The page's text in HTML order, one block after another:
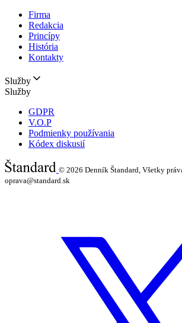
Firma
Redakcia
Princípy
História
Kontakty
Služby
Služby
GDPR
V.O.P
Podmienky používania
Kódex diskusií
© 2026 Denník Štandard, Všetky
oprava@standard.sk